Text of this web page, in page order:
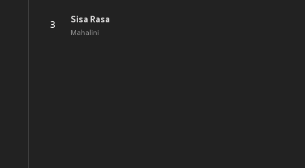
3
Sisa Rasa
Mahalini